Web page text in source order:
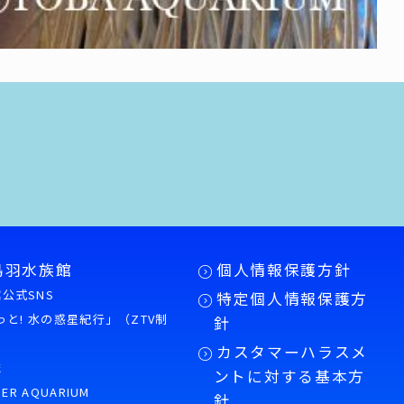
水族館
式SNS
と! 水の惑星紀行」（ZTV制
AQUARIUM
個人情報保護方針
特定個人情報保護方
針
カスタマーハラスメ
ントに対する基本方